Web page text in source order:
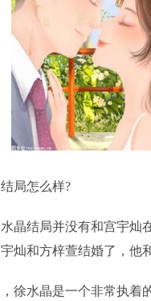
局怎么样?
晶结局并没有和宫宇灿
灿和方梓萱结婚了，他
徐水晶是一个非常执着